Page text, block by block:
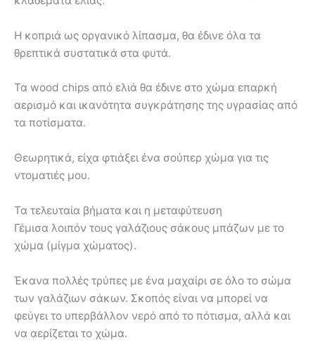
Η κοπριά ως οργανικό λίπασμα, θα έδινε όλα τα
θρεπτικά συστατικά στα φυτά.
Τα wood chips από ελιά θα έδινε στο χώμα επαρκή
αερισμό και ικανότητα συγκράτησης της υγρασίας από
τα ποτίσματα.
Θεωρητικά, είχα φτιάξει ένα σούπερ χώμα για τις
ντοματιές μου.
Τα τελευταία βήματα και η μεταφύτευση
Γέμισα λοιπόν τους γαλάζιους σάκους μπάζων με το
χώμα (μίγμα χώματος).
Έκανα πολλές τρύπες με ένα μαχαίρι σε όλο το σώμα
των γαλάζιων σάκων. Σκοπός είναι να μπορεί να
φεύγει το υπερβάλλον νερό από το πότισμα, αλλά και
να αερίζεται το χώμα.